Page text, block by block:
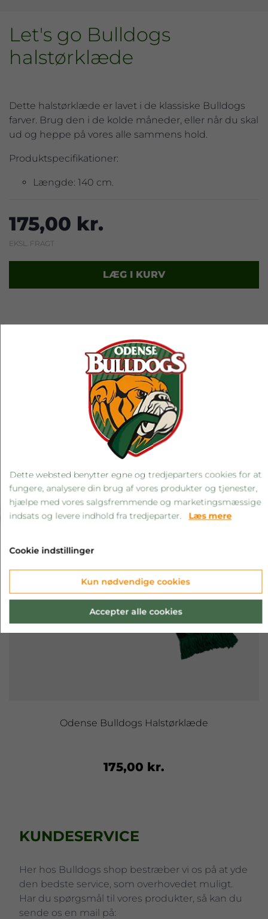
Let's go Bulldogs
halstørklæde
Dette halstørklæde er lavet i de klassiske Bulldogs
farver. Brug den i de kolde måneder, eller når du skal
ud og heppe på vores alle sammens hold.
Produktspecifikationer:
Længde: 140 cm.
175,00 kr.
EKSL. FRAGT
LÆG I KURV
RELATEREDE PRODUKTER
Odense Bulldogs Halstørklæde
175,00 kr.
‹ ›
KUNDESERVICE
Her hos Bulldogs shop bestræber vi os på at yde
den bedste service, som overhovedet muligt.
Har du spørgsmål til vores produkter, så kan du
sende os en mail på:
Dette websted benytter egne og tredjeparters cookies for at
fungere, analysere din brug af vores produkter og tjenester,
hjælpe med vores salgsfremmende og marketingsmæssige
indsats og levere indhold fra tredjeparter. Læs mere
Cookie indstillinger
Kun nødvendige cookies
Accepter alle cookies